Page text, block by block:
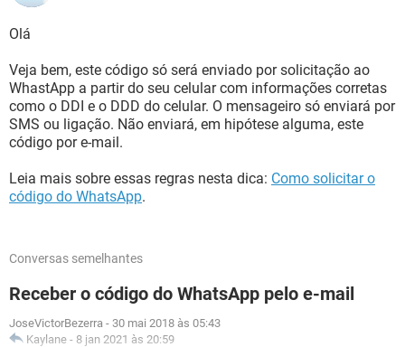
Olá
Veja bem, este código só será enviado por solicitação ao
WhastApp a partir do seu celular com informações corretas
como o DDI e o DDD do celular. O mensageiro só enviará por
SMS ou ligação. Não enviará, em hipótese alguma, este
código por e-mail.
Leia mais sobre essas regras nesta dica: Como solicitar o
código do WhatsApp.
Conversas semelhantes
Receber o código do WhatsApp pelo e-mail
JoseVictorBezerra - 30 mai 2018 às 05:43
Kaylane - 8 jan 2021 às 20:59